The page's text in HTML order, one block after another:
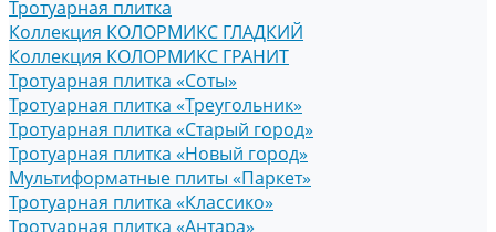
Тротуарная плитка
Коллекция КОЛОРМИКС ГЛАДКИЙ
Коллекция КОЛОРМИКС ГРАНИТ
Тротуарная плитка «Соты»
Тротуарная плитка «Треугольник»
Тротуарная плитка «Старый город»
Тротуарная плитка «Новый город»
Мультиформатные плиты «Паркет»
Тротуарная плитка «Классико»
Тротуарная плитка «Антара»